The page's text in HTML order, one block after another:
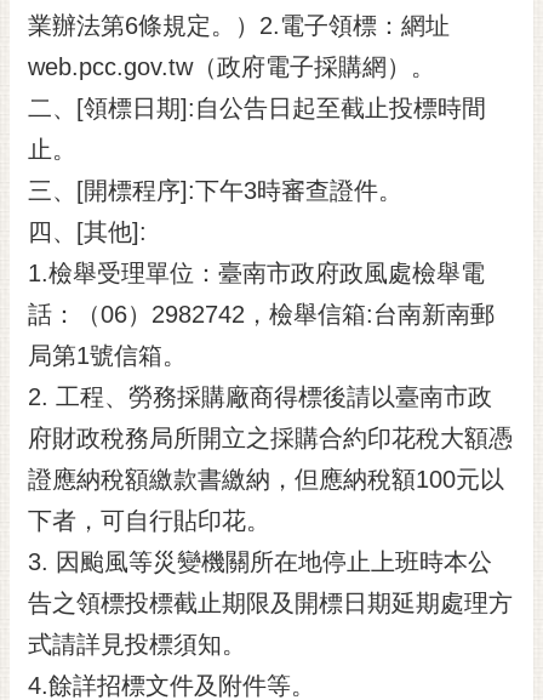
業辦法第6條規定。）2.電子領標：網址
web.pcc.gov.tw（政府電子採購網）。
二、[領標日期]:自公告日起至截止投標時間
止。
三、[開標程序]:下午3時審查證件。
四、[其他]:
1.檢舉受理單位：臺南市政府政風處檢舉電
話：（06）2982742，檢舉信箱:台南新南郵
局第1號信箱。
2. 工程、勞務採購廠商得標後請以臺南市政
府財政稅務局所開立之採購合約印花稅大額憑
證應納稅額繳款書繳納，但應納稅額100元以
下者，可自行貼印花。
3. 因颱風等災變機關所在地停止上班時本公
告之領標投標截止期限及開標日期延期處理方
式請詳見投標須知。
4.餘詳招標文件及附件等。